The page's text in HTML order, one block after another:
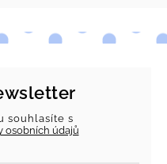
souhlasíte s
osobních údajů